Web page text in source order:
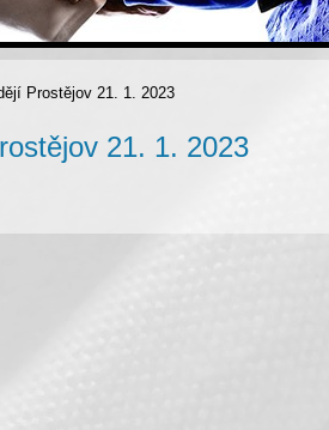
Prostějov 21. 1. 2023
21. 1. 2023